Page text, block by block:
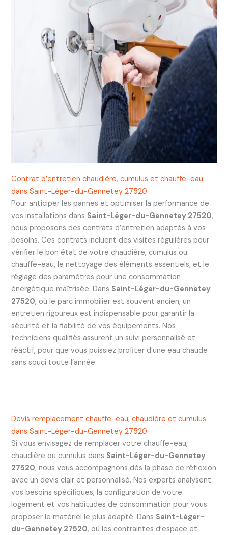
Contrat d’entretien chaudière, cumulus et chauffe-eau
dans Saint-Léger-du-Gennetey 27520
Pour anticiper les pannes et optimiser la performance de
vos installations dans Saint-Léger-du-Gennetey 27520,
nous proposons des contrats d’entretien adaptés à vos
besoins. Ces contrats incluent des visites régulières pour
vérifier le bon état de votre chaudière, cumulus ou
chauffe-eau, le nettoyage des éléments essentiels, et le
réglage des paramètres pour une consommation
énergétique maîtrisée. Dans Saint-Léger-du-Gennetey
27520, où le parc immobilier est souvent ancien, un
entretien rigoureux est indispensable pour garantir la
sécurité et la fiabilité de vos équipements. Nos
techniciens qualifiés assurent un suivi personnalisé et
réactif, pour que vous puissiez profiter d’une eau chaude
sans souci toute l’année.
Devis remplacement chauffe-eau, chaudière et cumulus
dans Saint-Léger-du-Gennetey 27520
Si vous envisagez de remplacer votre chauffe-eau,
chaudière ou cumulus dans Saint-Léger-du-Gennetey
27520, nous vous accompagnons dès la phase de réflexion
avec un devis clair et personnalisé. Nos experts analysent
vos besoins spécifiques, la configuration de votre
logement et vos habitudes de consommation pour vous
proposer le matériel le plus adapté. Dans Saint-Léger-
du-Gennetey 27520, où les contraintes d’espace et